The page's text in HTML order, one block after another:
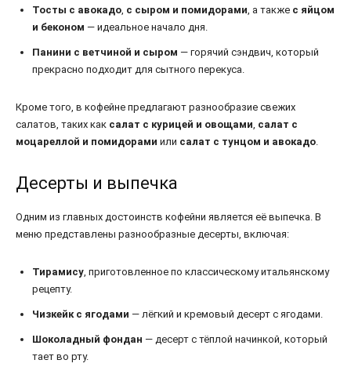
Тосты с авокадо, с сыром и помидорами, а также с яйцом
и беконом — идеальное начало дня.
Панини с ветчиной и сыром — горячий сэндвич, который
прекрасно подходит для сытного перекуса.
Кроме того, в кофейне предлагают разнообразие свежих
салатов, таких как салат с курицей и овощами, салат с
моцареллой и помидорами или салат с тунцом и авокадо.
Десерты и выпечка
Одним из главных достоинств кофейни является её выпечка. В
меню представлены разнообразные десерты, включая:
Тирамису, приготовленное по классическому итальянскому
рецепту.
Чизкейк с ягодами — лёгкий и кремовый десерт с ягодами.
Шоколадный фондан — десерт с тёплой начинкой, который
тает во рту.